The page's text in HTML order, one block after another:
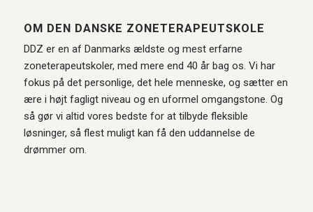
OM DEN DANSKE ZONETERAPEUTSKOLE
DDZ er en af Danmarks ældste og mest erfarne
zoneterapeutskoler, med mere end 40 år bag os. Vi har
fokus på det personlige, det hele menneske, og sætter en
ære i højt fagligt niveau og en uformel omgangstone. Og
så gør vi altid vores bedste for at tilbyde fleksible
løsninger, så flest muligt kan få den uddannelse de
drømmer om.